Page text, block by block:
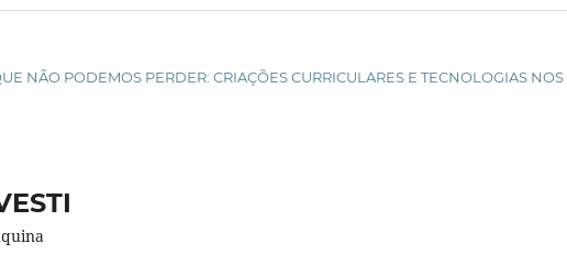
NÃO PODEMOS PERDER: CRIAÇÕES CURRICULARES E TECNOLOGIAS NOS